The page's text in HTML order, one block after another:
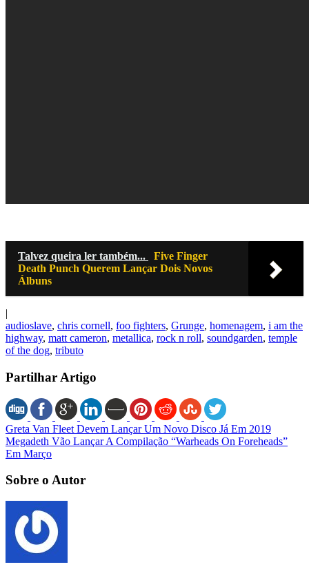
Talvez queira ler também...
Five Finger
Death Punch Querem Lançar Dois Novos
Álbuns
|
audioslave, chris cornell, foo fighters, Grunge, homenagem, i am the
highway, matt cameron, metallica, rock n roll, soundgarden, temple
of the dog, tributo
Partilhar Artigo
Greta Van Fleet Devem Lançar Um Novo Disco Já Em 2019
Megadeth Vão Lançar A Compilação “Warheads On Foreheads”
Em Março
Sobre o Autor